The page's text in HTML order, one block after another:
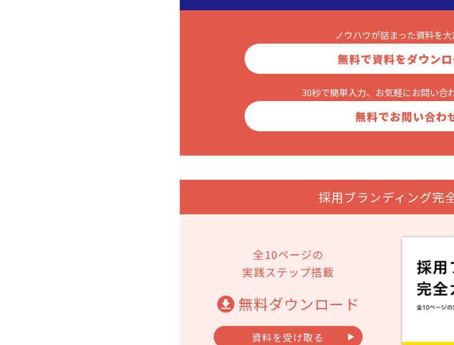
ノウハウが詰まった資料を大
無料で資料をダウン
30秒で簡単入力、お気軽にお問い合
無料でお問い合わ
採用ブランディング完
全10ページの
実践ステップ搭載
無料ダウンロード
資料を受け取る